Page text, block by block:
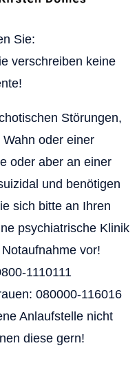
Sie:
verschreiben keine
Störungen,
oder einer
oder aber an einer
und benötigen
sich bitte an Ihren
psychiatrische Klinik
vor!
1110111
080000-116016
Anlaufstelle nicht
diese gern!